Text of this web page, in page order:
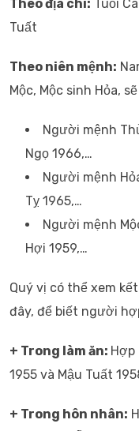
Theo địa chi: Tuổi
Tuất
Theo niên mệnh:
Mộc, Mộc sinh Hỏa,
Người mệnh
Ngọ 1966,…
Người mệnh
Tỵ 1965,…
Người mệnh
Hợi 1959,…
Quý vị có thể xem
đây, để biết người
+ Trong làm ăn: Hợp
1955 và Mậu Tuất
+ Trong hôn nhân: